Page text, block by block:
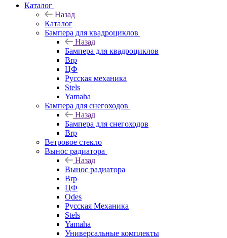
Каталог
Назад
Каталог
Бампера для квадроциклов
Назад
Бампера для квадроциклов
Brp
ЦФ
Русская механика
Stels
Yamaha
Бампера для снегоходов
Назад
Бампера для снегоходов
Brp
Ветровое стекло
Вынос радиатора
Назад
Вынос радиатора
Brp
ЦФ
Odes
Русская Механика
Stels
Yamaha
Универсальные комплекты